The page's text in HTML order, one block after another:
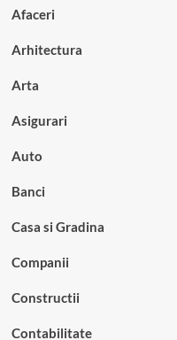
Afaceri
Arhitectura
Arta
Asigurari
Auto
Banci
Casa si Gradina
Companii
Constructii
Contabilitate